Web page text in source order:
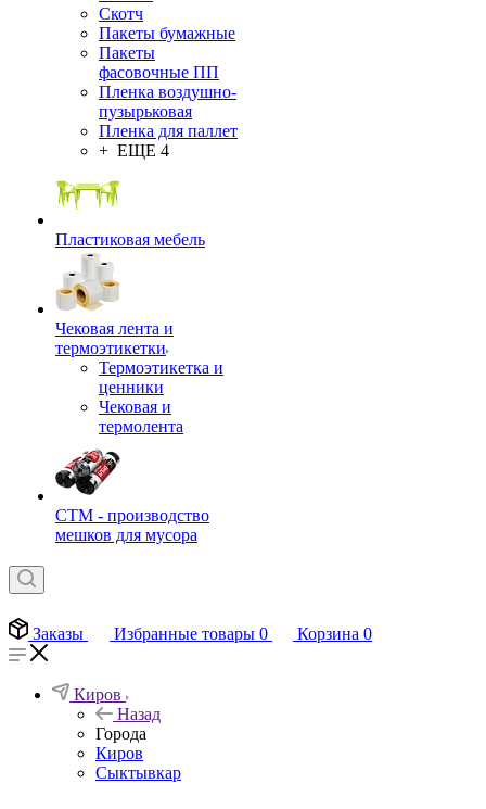
Скотч
Пакеты бумажные
Пакеты
фасовочные ПП
Пленка воздушно-
пузырьковая
Пленка для паллет
+ ЕЩЕ 4
Пластиковая мебель
Чековая лента и
термоэтикетки
Термоэтикетка и
ценники
Чековая и
термолента
СТМ - производство
мешков для мусора
Заказы Избранные товары 0 Корзина 0
Киров
Назад
Города
Киров
Сыктывкар